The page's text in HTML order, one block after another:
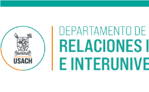
Pasar al contenido principal